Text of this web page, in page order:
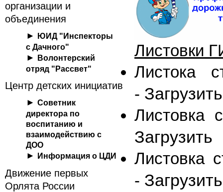
организации и
объединения
ЮИД "Инспекторы
с Дачного"
Волонтерский
отряд "Рассвет"
Центр детских инициатив
Советник
директора по
воспитанию и
взаимодействию с
ДОО
Информация о ЦДИ
Движение первых
Орлята России
Листовки
Листока
- Загрузить
Листовка
Загрузить
Листовка
- Загрузить